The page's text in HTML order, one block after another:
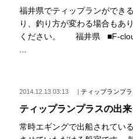
福井県でティップランができ
り、釣り方が変わる場合もあ
ください。 福井県 ■F-
2014.12.13 03:13 |ティップランプラ
ティップランプラスの出
常時エギングで出船されてい